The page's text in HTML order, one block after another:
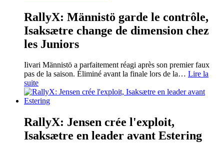
RallyX: Männistö garde le contrôle,
Isaksætre change de dimension chez
les Juniors
Iivari Männistö a parfaitement réagi après son premier faux
pas de la saison. Éliminé avant la finale lors de la… Lire la
suite
RallyX: Jensen crée l'exploit,
Isaksætre en leader avant Estering